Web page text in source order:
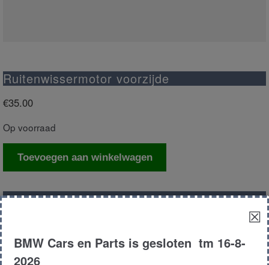
Ruitenwissermotor voorzijde
€35.00
Op voorraad
Ruitenwissermotor
Toevoegen aan winkelwagen
Model :
☒
BMW Cars en Parts is gesloten tm 16-8-
2026